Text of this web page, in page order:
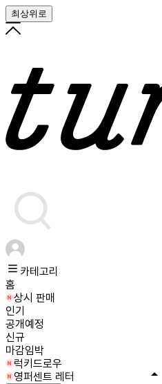
최상위로
카테고리
홈
상시 판매
인기
공개예정
신규
마감임박
럭키드로우
영퍼센트 레터